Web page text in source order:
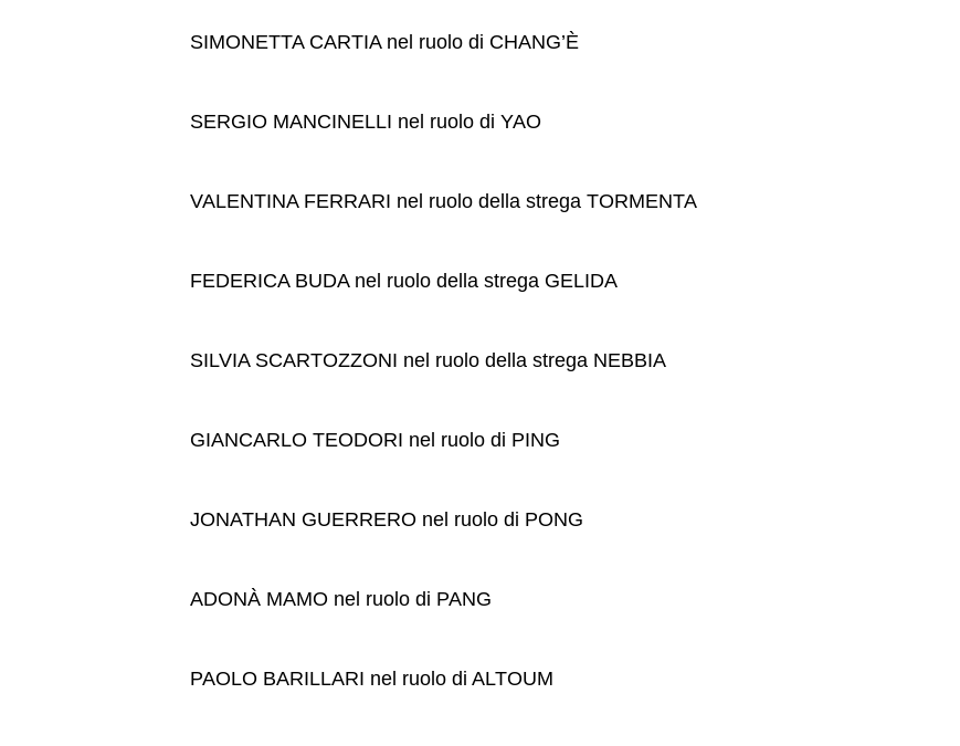
SIMONETTA CARTIA nel ruolo di CHANG’È
SERGIO MANCINELLI nel ruolo di YAO
VALENTINA FERRARI nel ruolo della strega TORMENTA
FEDERICA BUDA nel ruolo della strega GELIDA
SILVIA SCARTOZZONI nel ruolo della strega NEBBIA
GIANCARLO TEODORI nel ruolo di PING
JONATHAN GUERRERO nel ruolo di PONG
ADONÀ MAMO nel ruolo di PANG
PAOLO BARILLARI nel ruolo di ALTOUM